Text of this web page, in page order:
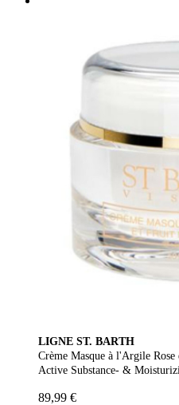
LIGNE ST. BARTH
Crème Masque à l'Argile Rose
Active Substance- &
89,99 €